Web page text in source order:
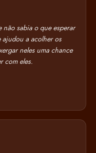
não sabia o que esperar
ajudou a acolher os
neles uma chance
com eles.